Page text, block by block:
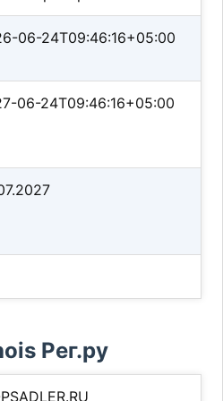
06-24T09:46:16+05:00
06-24T09:46:16+05:00
Рег.ру